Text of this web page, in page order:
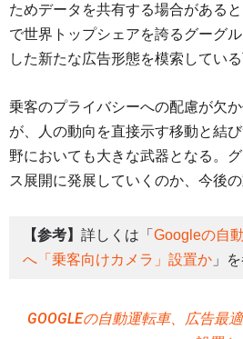
ためデータを共有する場合がある
で世界トップシェアを誇るグーグ
した新たな広告形態を模索してい
乗客のプライバシーへの配慮が欠
が、人の動向を直接示す移動と結
野においても大きな武器となる。
ス展開に発展していくのか、今後
【参考】 詳しくは「 Googleの自
へ「乗客向けカメラ」設置か 」
GOOGLEの自動運転車、広告最